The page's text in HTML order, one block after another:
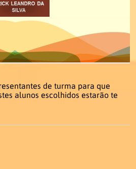
de turma para que
alunos escolhidos estarão te